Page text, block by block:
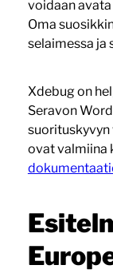
voidaan
Oma
selaimessa ja
Xdebug on
Seravon
ovat valmiina